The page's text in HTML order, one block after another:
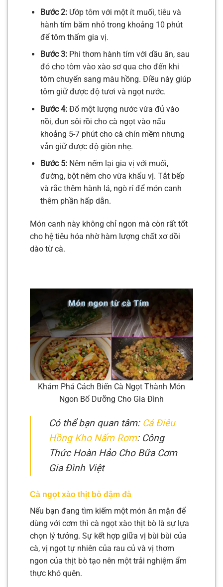
Bước 2:Ướp tôm với một ít muối, tiêu và
hành tím băm nhỏ trong khoảng 10 phút
để tôm thấm gia vị.
Bước 3:Phi thơm hành tím với dầu ăn, sau
đó cho tôm vào xào sơ qua cho đến khi
tôm chuyển sang màu hồng. Điều này giúp
tôm giữ được độ tươi và ngọt nước.
Bước 4:Đổ một lượng nước vừa đủ vào
nồi, đun sôi rồi cho cà ngọt vào nấu
khoảng 5-7 phút cho cà chín mềm nhưng
vẫn giữ được độ giòn nhẹ.
Bước 5:Nêm nếm lại gia vị với muối,
đường, bột nêm cho vừa khẩu vị. Tắt bếp
và rắc thêm hành lá, ngò rí để món canh
thêm phần hấp dẫn.
Món canh này không chỉ ngon mà còn rất tốt
cho hệ tiêu hóa nhờ hàm lượng chất xơ dồi
dào từ cà.
Khám Phá Cách Biến Cà Ngọt Thành Món
Ngon Bổ Dưỡng Cho Gia Đình
Có thể bạn quan tâm: Cá Điêu
Hồng Kho Nấm Rơm: Công
Thức Hoàn Hảo Cho Bữa Cơm
Gia Đình Việt
Cà ngọt xào thịt bò đậm đà
Nếu bạn đang tìm kiếm một món ăn mặn để
dùng với cơm thì cà ngọt xào thịt bò là sự lựa
chọn lý tưởng. Sự kết hợp giữa vị bùi bùi của
cà, vị ngọt tự nhiên của rau củ và vị thơm
ngon của thịt bò tạo nên một trải nghiệm ẩm
thực khó quên.